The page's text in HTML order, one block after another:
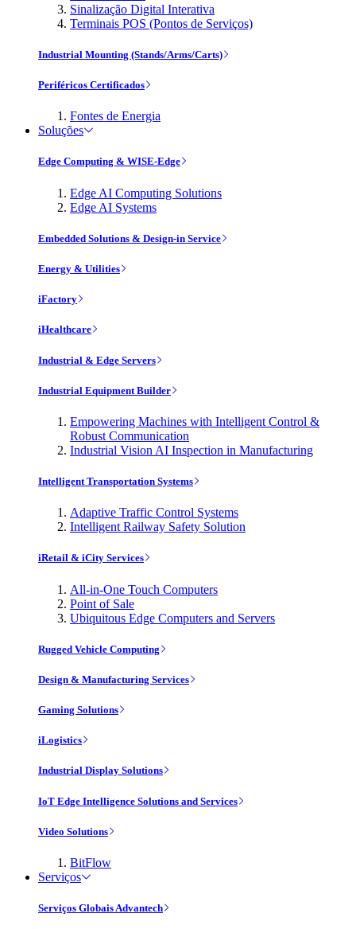
Sinalização Digital Interativa
Terminais POS (Pontos de Serviços)
Industrial Mounting (Stands/Arms/Carts)
Periféricos Certificados
Fontes de Energia
Soluções
Edge Computing & WISE-Edge
Edge AI Computing Solutions
Edge AI Systems
Embedded Solutions & Design-in Service
Energy & Utilities
iFactory
iHealthcare
Industrial & Edge Servers
Industrial Equipment Builder
Empowering Machines with Intelligent Control &
Robust Communication
Industrial Vision AI Inspection in Manufacturing
Intelligent Transportation Systems
Adaptive Traffic Control Systems
Intelligent Railway Safety Solution
iRetail & iCity Services
All-in-One Touch Computers
Point of Sale
Ubiquitous Edge Computers and Servers
Rugged Vehicle Computing
Design & Manufacturing Services
Gaming Solutions
iLogistics
Industrial Display Solutions
IoT Edge Intelligence Solutions and Services
Video Solutions
BitFlow
Serviços
Serviços Globais Advantech